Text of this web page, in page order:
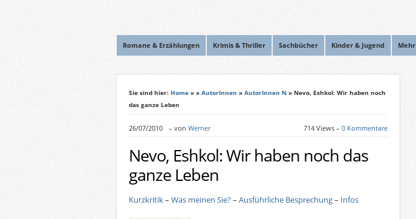
Romane & Erzählungen Krimis & Thriller Sachbücher Kinder & Jugend Mehr
Sie sind hier: Home » » AutorInnen » AutorInnen N » Nevo, Eshkol: Wir haben noch
das ganze Leben
26/07/2010 – von Werner 714 Views – 0 Kommentare
Nevo, Eshkol: Wir haben noch das
ganze Leben
Kurzkritik– Was meinen Sie?– Ausführliche Besprechung– Infos